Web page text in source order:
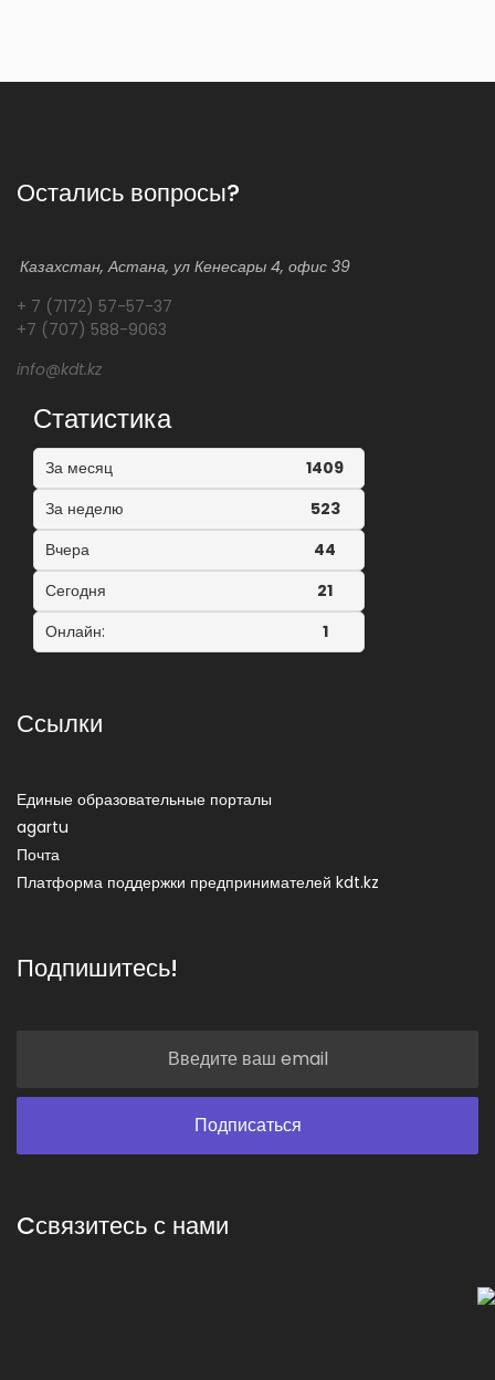
Остались вопросы?
Казахстан, Астана, ул Кенесары 4, офис 39
+ 7 (7172) 57-57-37
+7 (707) 588-9063
info@kdt.kz
Статистика
За месяц
1409
За неделю
523
Вчера
44
Сегодня
21
Онлайн:
1
Ссылки
Единые образовательные порталы
agartu
Почта
Платформа поддержки предпринимателей kdt.kz
Подпишитесь!
Cсвязитесь с нами